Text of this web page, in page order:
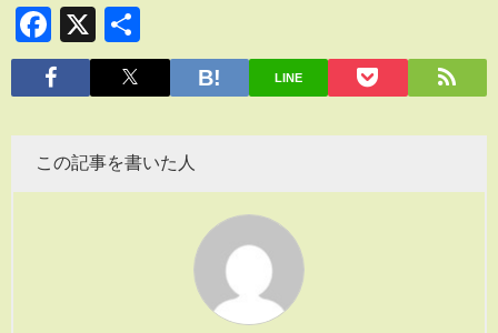
Facebook
X
有
LINE
この記事を書いた人